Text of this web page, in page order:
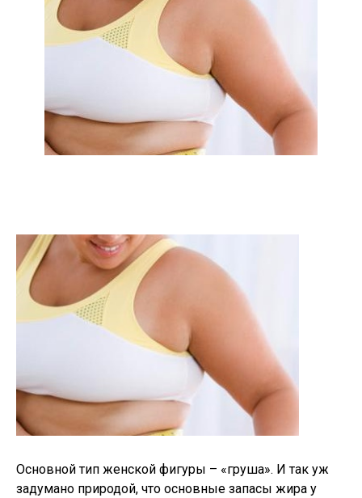
Основной тип женской фигуры – «груша». И так уж
задумано природой, что основные запасы жира у